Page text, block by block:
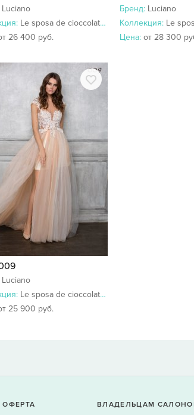
Luciano
Le sposa de cioccolato 2018-2017
26 400 руб.
Бренд: Luciano
Коллекция: Le sposa
Цена: от 28 300
Luciano
Le sposa de cioccolato 2018-2017
25 900 руб.
ВЛАДЕЛЬЦАМ